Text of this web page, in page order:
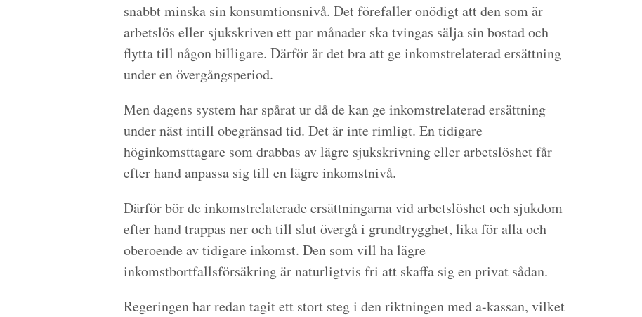
snabbt minska sin konsumtionsnivå. Det förefaller onödigt att den som är
arbetslös eller sjukskriven ett par månader ska tvingas sälja sin bostad och
flytta till någon billigare. Därför är det bra att ge inkomstrelaterad ersättning
under en övergångsperiod.
Men dagens system har spårat ur då de kan ge inkomstrelaterad ersättning
under näst intill obegränsad tid. Det är inte rimligt. En tidigare
höginkomsttagare som drabbas av lägre sjukskrivning eller arbetslöshet får
efter hand anpassa sig till en lägre inkomstnivå.
Därför bör de inkomstrelaterade ersättningarna vid arbetslöshet och sjukdom
efter hand trappas ner och till slut övergå i grundtrygghet, lika för alla och
oberoende av tidigare inkomst. Den som vill ha lägre
inkomstbortfallsförsäkring är naturligtvis fri att skaffa sig en privat sådan.
Regeringen har redan tagit ett stort steg i den riktningen med a-kassan, vilket